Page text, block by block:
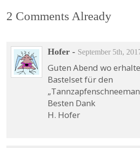
2 Comments Already
Hofer - September 5th,
Guten Abend wo
Bastelset für den
Besten Dank
H. Hofer